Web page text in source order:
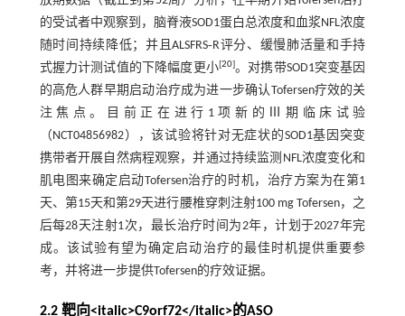
的受试者中观察到，脑脊液SOD1蛋白总浓度和血浆NFL浓度
随时间持续降低；并且ALSFRS‐R评分、缓慢肺活量和手持
式握力计测试值的下降幅度更小[20]。对携带SOD1突变基因
的高危人群早期启动治疗成为进一步确认Tofersen疗效的关
注焦点。目前正在进行1项新的Ⅲ期临床试验
（NCT04856982），该试验将针对无症状的SOD1基因突变
携带者开展自然病程观察，并通过持续监测NFL浓度变化和
肌电图来确定启动Tofersen治疗的时机，治疗方案为在第1
天、第15天和第29天进行腰椎穿刺注射100 mg Tofersen，之
后每28天注射1次，最长治疗时间为2年，计划于2027年完
成。该试验有望为确定启动治疗的最佳时机提供重要参
考，并将进一步提供Tofersen的疗效证据。
2.2 靶向<italic>C9orf72</italic>的ASO